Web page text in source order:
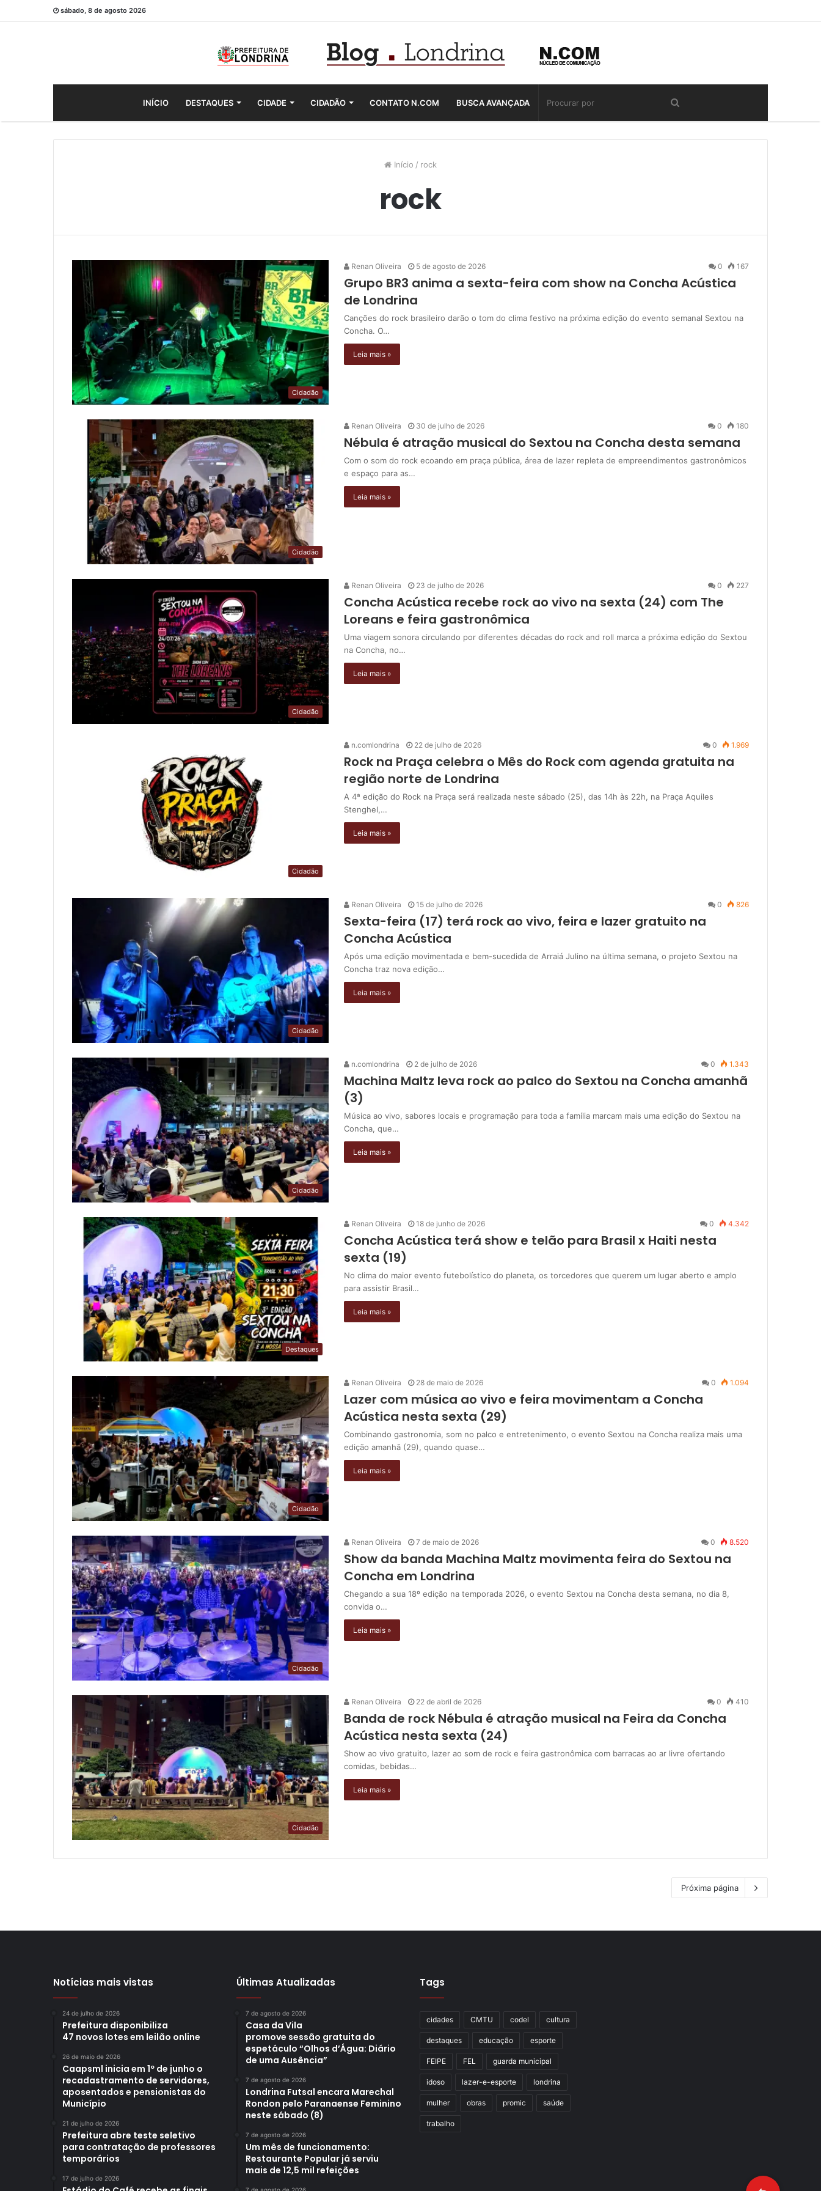
sábado, 8 de agosto 2026
INÍCIO DESTAQUES CIDADE CIDADÃO CONTATO N.COM BUSCA AVANÇADA
Início / rock
rock
Cidadão
Renan Oliveira 5 de agosto de 2026 0 167
Grupo BR3 anima a sexta-feira com show na Concha Acústica
de Londrina
Canções do rock brasileiro darão o tom do clima festivo na próxima edição do evento semanal Sextou na
Concha. O…
Leia mais »
Cidadão
Renan Oliveira 30 de julho de 2026 0 180
Nébula é atração musical do Sextou na Concha desta semana
Com o som do rock ecoando em praça pública, área de lazer repleta de empreendimentos gastronômicos
e espaço para as…
Leia mais »
Cidadão
Renan Oliveira 23 de julho de 2026 0 227
Concha Acústica recebe rock ao vivo na sexta (24) com The
Loreans e feira gastronômica
Uma viagem sonora circulando por diferentes décadas do rock and roll marca a próxima edição do Sextou
na Concha, no…
Leia mais »
Cidadão
n.comlondrina 22 de julho de 2026 0 1.969
Rock na Praça celebra o Mês do Rock com agenda gratuita na
região norte de Londrina
A 4ª edição do Rock na Praça será realizada neste sábado (25), das 14h às 22h, na Praça Aquiles
Stenghel,…
Leia mais »
Cidadão
Renan Oliveira 15 de julho de 2026 0 826
Sexta-feira (17) terá rock ao vivo, feira e lazer gratuito na
Concha Acústica
Após uma edição movimentada e bem-sucedida de Arraiá Julino na última semana, o projeto Sextou na
Concha traz nova edição…
Leia mais »
Cidadão
n.comlondrina 2 de julho de 2026 0 1.343
Machina Maltz leva rock ao palco do Sextou na Concha amanhã
(3)
Música ao vivo, sabores locais e programação para toda a família marcam mais uma edição do Sextou na
Concha, que…
Leia mais »
Destaques
Renan Oliveira 18 de junho de 2026 0 4.342
Concha Acústica terá show e telão para Brasil x Haiti nesta
sexta (19)
No clima do maior evento futebolístico do planeta, os torcedores que querem um lugar aberto e amplo
para assistir Brasil…
Leia mais »
Cidadão
Renan Oliveira 28 de maio de 2026 0 1.094
Lazer com música ao vivo e feira movimentam a Concha
Acústica nesta sexta (29)
Combinando gastronomia, som no palco e entretenimento, o evento Sextou na Concha realiza mais uma
edição amanhã (29), quando quase…
Leia mais »
Cidadão
Renan Oliveira 7 de maio de 2026 0 8.520
Show da banda Machina Maltz movimenta feira do Sextou na
Concha em Londrina
Chegando a sua 18º edição na temporada 2026, o evento Sextou na Concha desta semana, no dia 8,
convida o…
Leia mais »
Cidadão
Renan Oliveira 22 de abril de 2026 0 410
Banda de rock Nébula é atração musical na Feira da Concha
Acústica nesta sexta (24)
Show ao vivo gratuito, lazer ao som de rock e feira gastronômica com barracas ao ar livre ofertando
comidas, bebidas…
Leia mais »
Próxima página
Notícias mais vistas
24 de julho de 2026
Prefeitura disponibiliza
47 novos lotes em leilão online
26 de maio de 2026
Caapsml inicia em 1º de junho o
recadastramento de servidores,
aposentados e pensionistas do
Município
21 de julho de 2026
Prefeitura abre teste seletivo
para contratação de professores
temporários
17 de julho de 2026
Últimas Atualizadas
7 de agosto de 2026
Casa da Vila
promove sessão gratuita do
espetáculo “Olhos d’Água: Diário
de uma Ausência”
7 de agosto de 2026
Londrina Futsal encara Marechal
Rondon pelo Paranaense Feminino
neste sábado (8)
7 de agosto de 2026
Um mês de funcionamento:
Restaurante Popular já serviu
mais de 12,5 mil refeições
Tags
cidades CMTU codel cultura
destaques educação esporte
FEIPE FEL guarda municipal
idoso lazer-e-esporte londrina
mulher obras promic saúde
trabalho